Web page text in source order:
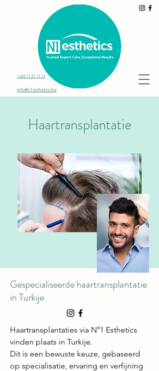
+324 71 57 11 13
info@n1esthetics.be
Haartransplantatie
Gespecialiseerde haartransplantatie
in Turkije
Haartransplantaties via N°1 Esthetics
vinden plaats in Turkije.
Dit is een bewuste keuze, gebaseerd
op specialisatie, ervaring en verfijning